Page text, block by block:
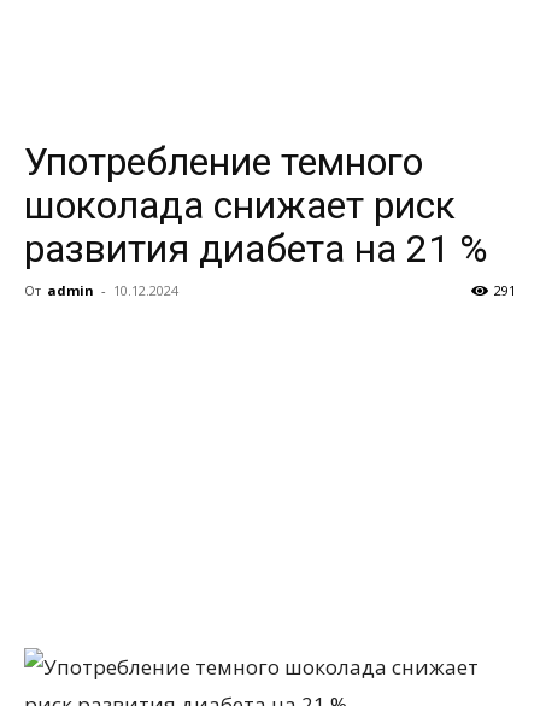
Употребление темного
шоколада снижает риск
развития диабета на 21 %
От admin - 10.12.2024 291